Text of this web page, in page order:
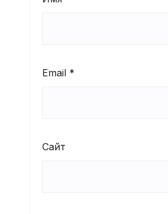
Email *
Сайт